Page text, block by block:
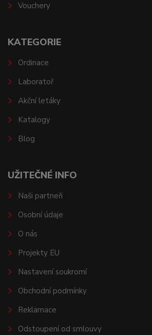
Vouchery
KATEGORIE
Ordinace
Laboratoř
Akční letáky
Katalogy
Blog
UŽITEČNÉ INFO
Naši partneři
Osobní údaje
O nás
Projekty EU
Nastavení soukromí
Obchodní podmínky
Reklamace
Odstoupení od smlouvy